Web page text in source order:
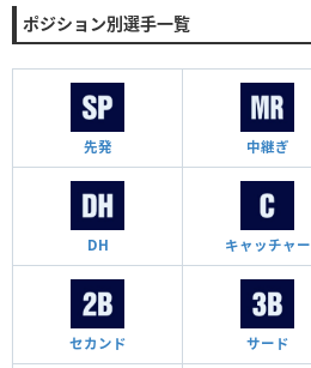
ポジション別選手一覧
先発 中継ぎ
DH キャッチャー
セカンド サード